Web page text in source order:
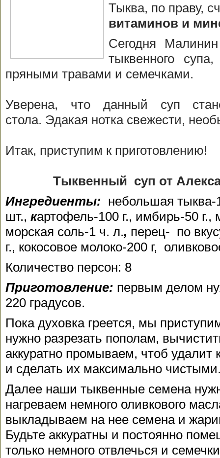
Тыква, по праву,
витаминов и
Сегодня
тыквенного
пряными травами и семечками.
Уверена, что данный суп
стола. Эдакая нотка свежести,
Итак, приступим к приготовлению!
Тыквенный суп от
Ингредиенты: небольшая тыква-
шт., картофель-100 г., имбирь-50 г.,
морская соль-1 ч. л., перец- по
г., кокосовое молоко-200 г,
Количество персон: 8
Приготовление: первым делом
220 градусов.
Пока духовка греется, мы
нужно разрезать пополам,
аккуратно промываем, чтоб
и сделать их максимально
Далее наши тыквенные семена
нагреваем немного оливкового
выкладываем на нее семена и
Будьте аккуратны и постоянно
только немного отвлечься и семечки